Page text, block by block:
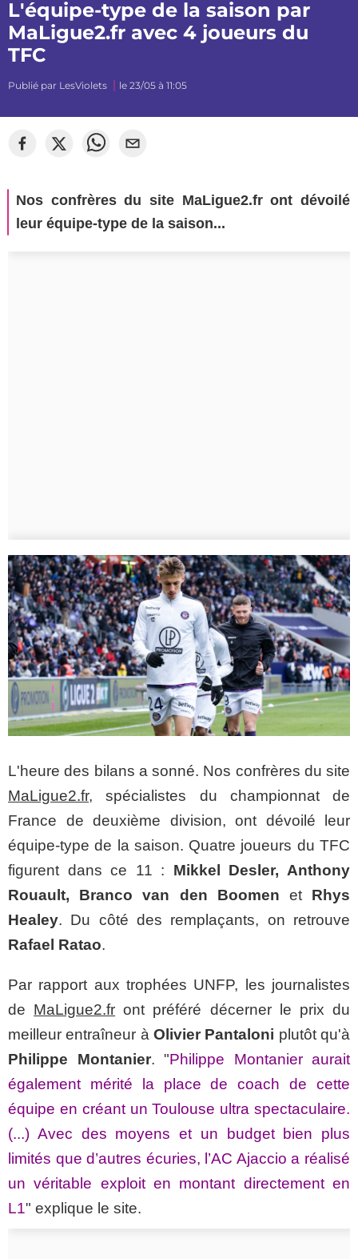
L'équipe-type de la saison par
MaLigue2.fr avec 4 joueurs du
TFC
Publié par LesViolets le 23/05 à 11:05
Nos confrères du site MaLigue2.fr ont dévoilé
leur équipe-type de la saison...
L'heure des bilans a sonné. Nos confrères du site
MaLigue2.fr, spécialistes du championnat de
France de deuxième division, ont dévoilé leur
équipe-type de la saison. Quatre joueurs du TFC
figurent dans ce 11 : Mikkel Desler, Anthony
Rouault, Branco van den Boomen et Rhys
Healey. Du côté des remplaçants, on retrouve
Rafael Ratao.
Par rapport aux trophées UNFP, les journalistes
de MaLigue2.fr ont préféré décerner le prix du
meilleur entraîneur à Olivier Pantaloni plutôt qu'à
Philippe Montanier. "Philippe Montanier aurait
également mérité la place de coach de cette
équipe en créant un Toulouse ultra spectaculaire.
(...) Avec des moyens et un budget bien plus
limités que d’autres écuries, l’AC Ajaccio a réalisé
un véritable exploit en montant directement en
L1" explique le site.